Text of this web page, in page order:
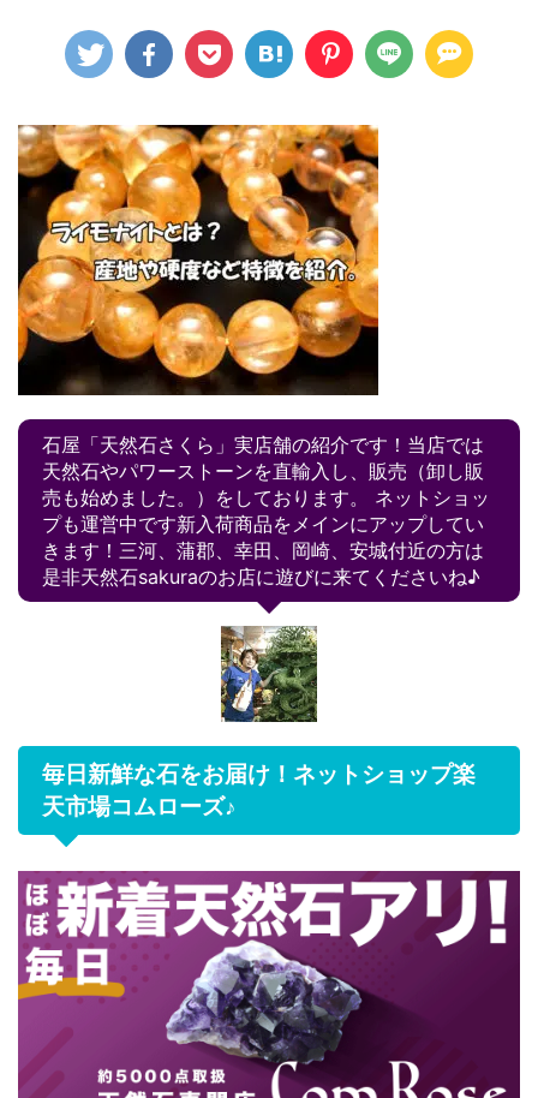
石屋「天然石さくら」実店舗の紹介です！当店では
天然石やパワーストーンを直輸入し、販売（卸し販
売も始めました。）をしております。 ネットショッ
プも運営中です新入荷商品をメインにアップしてい
きます！三河、蒲郡、幸田、岡崎、安城付近の方は
是非天然石sakuraのお店に遊びに来てくださいね♪
毎日新鮮な石をお届け！ネットショップ楽
天市場コムローズ♪